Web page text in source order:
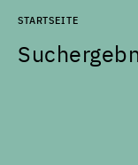
STARTSEITE